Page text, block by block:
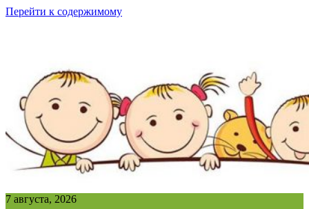
Перейти к содержимому
7 августа, 2026